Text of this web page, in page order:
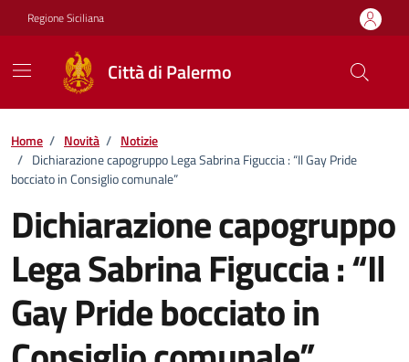
Vai ai contenuti
Vai al footer
Regione Siciliana
Città di Palermo
Home / Novità / Notizie
/ Dichiarazione capogruppo Lega Sabrina Figuccia : “Il Gay Pride
bocciato in Consiglio comunale”
Dichiarazione capogruppo
Lega Sabrina Figuccia : “Il
Gay Pride bocciato in